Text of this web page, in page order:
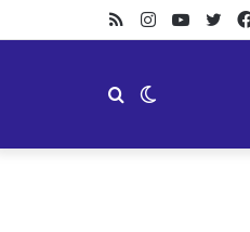
RSS
انستقرام يوتيوب تويتر
فيسبوك
الوضع